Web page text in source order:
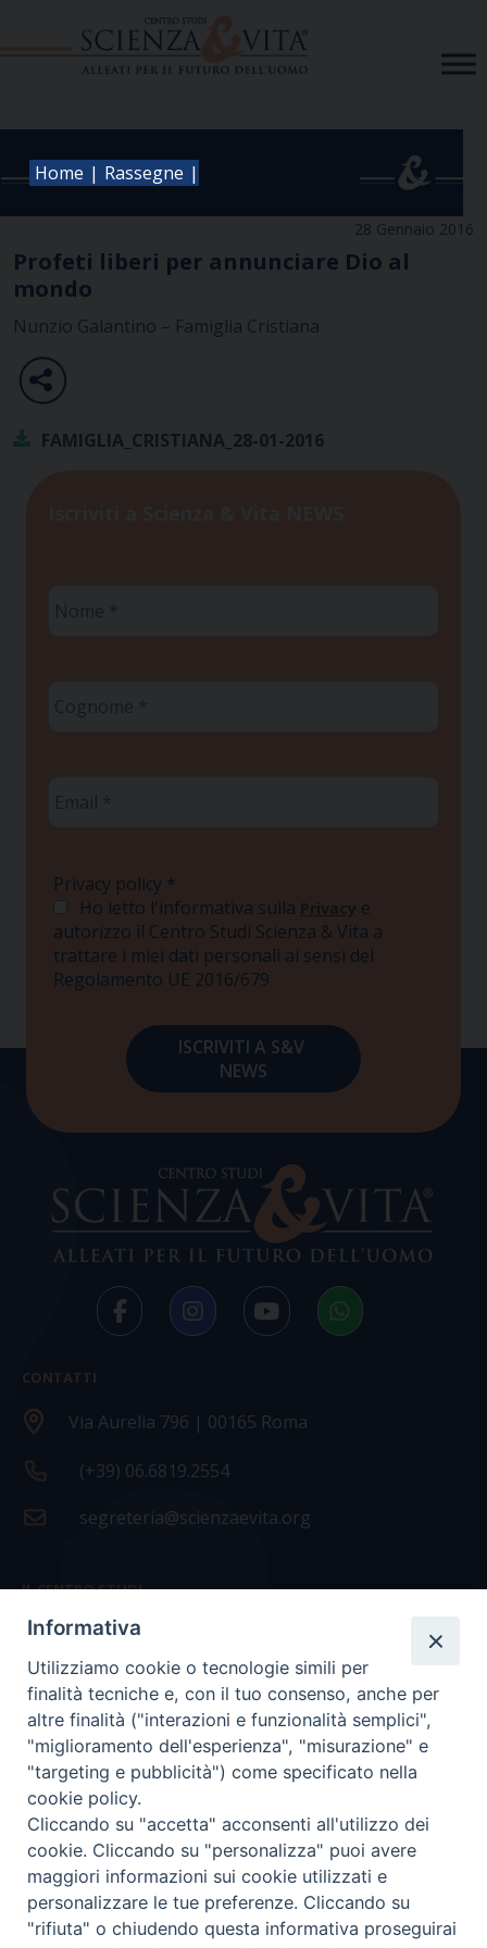
Home | Rassegne |
28 Gennaio 2016
Profeti liberi per annunciare Dio al
mondo
Nunzio Galantino – Famiglia Cristiana
FAMIGLIA_CRISTIANA_28-01-2016
Privacy policy *
Ho letto l'informativa sulla Privacy e
autorizzo il Centro Studi Scienza & Vita a
trattare i miei dati personali ai sensi del
Regolamento UE 2016/679
CONTATTI
Via Aurelia 796 | 00165 Roma
(+39) 06.6819.2554
segreteria@scienzaevita.org
IL CENTRO STUDI
La nostra storia
Statuto
Presidenza e ufficio presidenza
Consiglio scientifico
Coordinamento nazionale
COPYRIGHT Scienza & Vita - C.F96600690588- Tutti i
Informativa
Utilizziamo cookie o tecnologie simili per
finalità tecniche e, con il tuo consenso, anche per
altre finalità ("interazioni e funzionalità semplici",
"miglioramento dell'esperienza", "misurazione" e
"targeting e pubblicità") come specificato nella
cookie policy.
Cliccando su "accetta" acconsenti all'utilizzo dei
cookie. Cliccando su "personalizza" puoi avere
maggiori informazioni sui cookie utilizzati e
personalizzare le tue preferenze. Cliccando su
"rifiuta" o chiudendo questa informativa proseguirai